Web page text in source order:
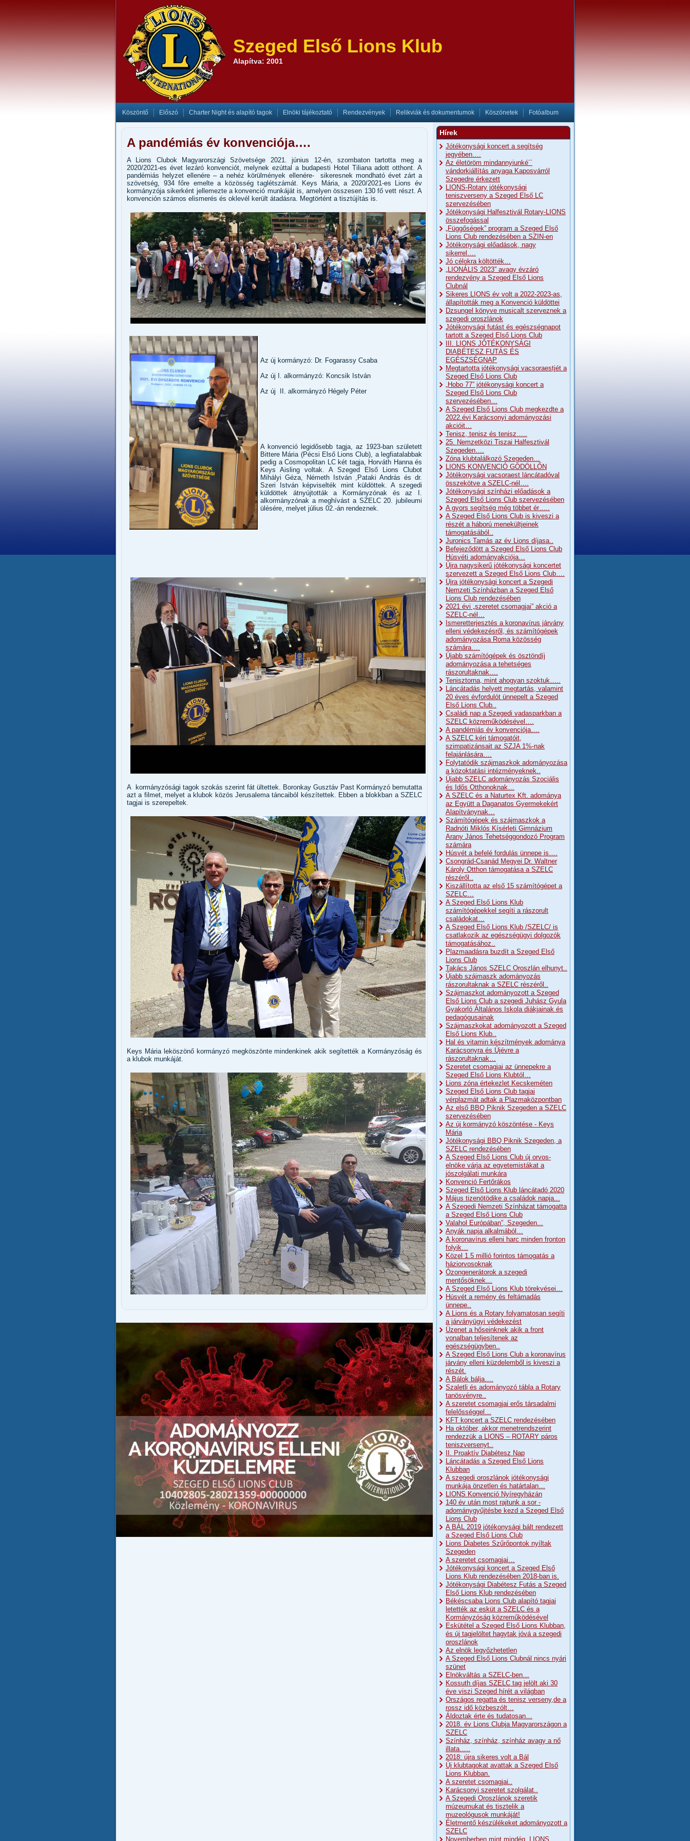
Szeged Első Lions Klub
Alapítva: 2001
Köszöntő Előszó Charter Night és alapító tagok Elnöki tájékoztató Rendezvények Relikviák és dokumentumok Köszönetek Fotóalbum
A pandémiás év konvenciója….
A Lions Clubok Magyarországi Szövetsége 2021. június 12-én, szombaton tartotta meg a
2020/2021-es évet lezáró konvenciót, melynek ezúttal a budapesti Hotel Tiliana adott otthont. A
pandémiás helyzet ellenére – a nehéz körülmények ellenére- sikeresnek mondható évet zárt a
szövetség, 934 főre emelte a közösség taglétszámát. Keys Mária, a 2020/2021-es Lions év
kormányzója sikerként jellemezte a konvenció munkáját is, amelyen összesen 130 fő vett részt. A
konvención számos elismerés és oklevél került átadásra. Megtörtént a tisztújítás is.
Az új kormányzó: Dr. Fogarassy Csaba
Az új I. alkormányzó: Koncsik István
Az új II. alkormányzó Hégely Péter
A konvenció legidősebb tagja, az 1923-ban született
Bittere Mária (Pécsi Első Lions Club), a legfiatalabbak
pedig a Cosmopolitan LC két tagja, Horváth Hanna és
Keys Aisling voltak. A Szeged Első Lions Clubot
Mihályi Géza, Németh István ,Pataki András és dr.
Szeri István képviselték mint küldöttek. A szegedi
küldöttek átnyújtották a Kormányzónak és az I.
alkormányzónak a meghívást a SZELC 20. jubileumi
ülésére, melyet július 02.-án rendeznek.
A kormányzósági tagok szokás szerint fát ültettek. Boronkay Gusztáv Past Kormányzó bemutatta
azt a filmet, melyet a klubok közös Jerusalema táncaiból készítettek. Ebben a blokkban a SZELC
tagjai is szerepeltek.
Keys Mária leköszönő kormányzó megköszönte mindenkinek akik segítették a Kormányzóság és
a klubok munkáját.
Hírek
Jótékonysági koncert a segítség
jegyében….
Az életöröm mindannyiunké´´
vándorkiállítás anyaga Kaposvárról
Szegedre érkezett
LIONS-Rotary jótékonysági
teniszverseny a Szeged Első LC
szervezésében
Jótékonysági Halfesztivál Rotary-LIONS
összefogással
„Függőségek” program a Szeged Első
Lions Club rendezésében a SZIN-en
Jótékonysági előadások, nagy
sikerrel….
Jó célokra költötték…
„LIONÁLIS 2023” avagy évzáró
rendezvény a Szeged Első Lions
Clubnál
Sikeres LIONS év volt a 2022-2023-as,
állapították meg a Konvenció küldöttei
Dzsungel könyve musicalt szerveznek a
szegedi oroszlánok
Jótékonysági futást és egészségnapot
tartott a Szeged Első Lions Club
III. LIONS JÓTÉKONYSÁGI
DIABÉTESZ FUTÁS ÉS
EGÉSZSÉGNAP
Megtartotta jótékonysági vacsoraestjét a
Szeged Első Lions Club
„Hobo 77” jótékonysági koncert a
Szeged Első Lions Club
szervezésében…
A Szeged Első Lions Club megkezdte a
2022.évi Karácsonyi adományozási
akcióit…
Tenisz, tenisz és tenisz…..
25. Nemzetközi Tiszai Halfesztivál
Szegeden….
Zóna klubtalálkozó Szegeden…
LIONS KONVENCIÓ GÖDÖLLŐN
Jótékonysági vacsoraest láncátadóval
összekötve a SZELC-nél….
Jótékonysági színházi előadások a
Szeged Első Lions Club szervezésében
A gyors segítség még többet ér…..
A Szeged Első Lions Club is kiveszi a
részét a háború menekültjeinek
támogatásából..
Juronics Tamás az év Lions díjasa..
Befejeződött a Szeged Első Lions Club
Húsvéti adományakciója…
Újra nagysikerű jótékonysági koncertet
szervezett a Szeged Első Lions Club….
Újra jótékonysági koncert a Szegedi
Nemzeti Színházban a Szeged Első
Lions Club rendezésében
2021 évi „szeretet csomagjai” akció a
SZELC-nél…
Ismeretterjesztés a koronavírus járvány
elleni védekezésről, és számítógépek
adományozása Roma közösség
számára….
Újabb számítógépek és ösztöndíj
adományozása a tehetséges
rászorultaknak….
Tenisztorna, mint ahogyan szoktuk…..
Láncátadás helyett megtartás, valamint
20 éves évfordulót ünnepelt a Szeged
Első Lions Club..
Családi nap a Szegedi vadasparkban a
SZELC közreműködésével….
A pandémiás év konvenciója….
A SZELC kéri támogatóit,
szimpatizánsait az SZJA 1%-nak
felajánlására….
Folytatódik szájmaszkok adományozása
a közoktatási intézményeknek..
Újabb SZELC adományozás Szociális
és Idős Otthonoknak…
A SZELC és a Naturtex Kft. adománya
az Együtt a Daganatos Gyermekekért
Alapítványnak…
Számítógépek és szájmaszkok a
Radnóti Miklós Kísérleti Gimnázium
Arany János Tehetséggondozó Program
számára
Húsvét a befelé fordulás ünnepe is….
Csongrád-Csanád Megyei Dr. Waltner
Károly Otthon támogatása a SZELC
részéről..
Kiszállította az első 15 számítógépet a
SZELC…
A Szeged Első Lions Klub
számítógépekkel segíti a rászorult
családokat…
A Szeged Első Lions Klub /SZELC/ is
csatlakozik az egészségügyi dolgozók
támogatásához..
Plazmaadásra buzdít a Szeged Első
Lions Club
Takács János SZELC Oroszlán elhunyt..
Újabb szájmaszk adományozás
rászorultaknak a SZELC részéről..
Szájmaszkot adományozott a Szeged
Első Lions Club a szegedi Juhász Gyula
Gyakorló Általános Iskola diákjainak és
pedagógusainak
Szájmaszkokat adományozott a Szeged
Első Lions Klub..
Hal és vitamin készítmények adománya
Karácsonyra és Újévre a
rászorultaknak…
Szeretet csomagjai az ünnepekre a
Szeged Első Lions Klubtól…
Lions zóna értekezlet Kecskeméten
Szeged Első Lions Club tagjai
vérplazmát adtak a Plazmaközpontban
Az első BBQ Piknik Szegeden a SZELC
szervezésében
Az új kormányzó köszöntése - Keys
Mária
Jótékonysági BBQ Piknik Szegeden, a
SZELC rendezésében
A Szeged Első Lions Club új orvos-
elnöke várja az egyetemistákat a
jószolgálati munkára
Konvenció Fertőrákos
Szeged Első Lions Klub láncátadó 2020
Május tizenötödike a családok napja...
A Szegedi Nemzeti Színházat támogatta
a Szeged Első Lions Club
Valahol Európában”, Szegeden...
Anyák napja alkalmából…
A koronavírus elleni harc minden fronton
folyik…
Közel 1.5 millió forintos támogatás a
háziorvosoknak
Ózongenerátorok a szegedi
mentősöknek…
A Szeged Első Lions Klub törekvései…
Húsvét a remény és feltámadás
ünnepe..
A Lions és a Rotary folyamatosan segíti
a járványügyi védekezést
Üzenet a hőseinknek akik a front
vonalban teljesítenek az
egészségügyben..
A Szeged Első Lions Club a koronavírus
járvány elleni küzdelemből is kiveszi a
részét.
A Bálok bálja….
Szaletli és adományozó tábla a Rotary
tanösvényre..
A szeretet csomagjai erős társadalmi
felelősséggel…
KFT koncert a SZELC rendezésében
Ha október, akkor menetrendszerint
rendezzük a LIONS – ROTARY páros
teniszversenyt..
II. Proaktív Diabétesz Nap
Láncátadás a Szeged Első Lions
Klubban
A szegedi oroszlánok jótékonysági
munkája önzetlen és határtalan…
LIONS Konvenció Nyíregyházán
140 év után most rajtunk a sor -
adománygyűjtésbe kezd a Szeged Első
Lions Club
A BÁL 2019 jótékonysági bált rendezett
a Szeged Első Lions Club
Lions Diabetes Szűrőpontok nyíltak
Szegeden
A szeretet csomagjai…
Jótékonysági koncert a Szeged Első
Lions Klub rendezésében 2018-ban is.
Jótékonysági Diabétesz Futás a Szeged
Első Lions Klub rendezésében
Békéscsaba Lions Club alapító tagjai
letették az esküt a SZELC és a
Kormányzóság közreműködésével
Eskütétel a Szeged Első Lions Klubban,
és új tagjelöltet hagytak jóvá a szegedi
oroszlánok
Az elnök legyőzhetetlen
A Szeged Első Lions Clubnál nincs nyári
szünet
Elnökváltás a SZELC-ben…
Kossuth díjas SZELC tag jelölt aki 30
éve viszi Szeged hírét a világban
Országos regatta és tenisz verseny,de a
rossz idő közbeszólt…
Áldoztak érte és tudatosan…
2018. év Lions Clubja Magyarországon a
SZELC
Színház, színház, színház avagy a nő
illata…..
2018: újra sikeres volt a Bál
Új klubtagokat avattak a Szeged Első
Lions Klubban.
A szeretet csomagjai..
Karácsonyi szeretet szolgálat..
A Szegedi Oroszlánok szeretik
múzeumukat és tisztelik a
muzeológusok munkáját!
Életmentő készülékeket adományozott a
SZELC
Novemberben mint mindég, LIONS